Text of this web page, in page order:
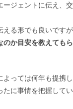
ージェントに伝え、
る形でも良いですが
のか目安を教えても
よっては何年も提携
たに事情を把握して